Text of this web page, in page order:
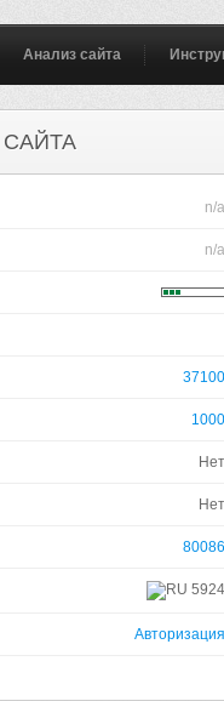
Анализ сайта
n/a
n/a
37100
1000
Нет
Нет
80086
5924
Авторизация